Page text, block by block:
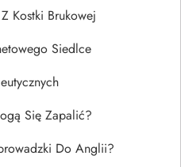
Kostki Brukowej
Siedlce
Się Zapalić?
Do Anglii?